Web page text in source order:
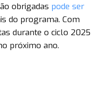
obrigadas pode ser
do programa. Com
durante o ciclo 2025
próximo ano.